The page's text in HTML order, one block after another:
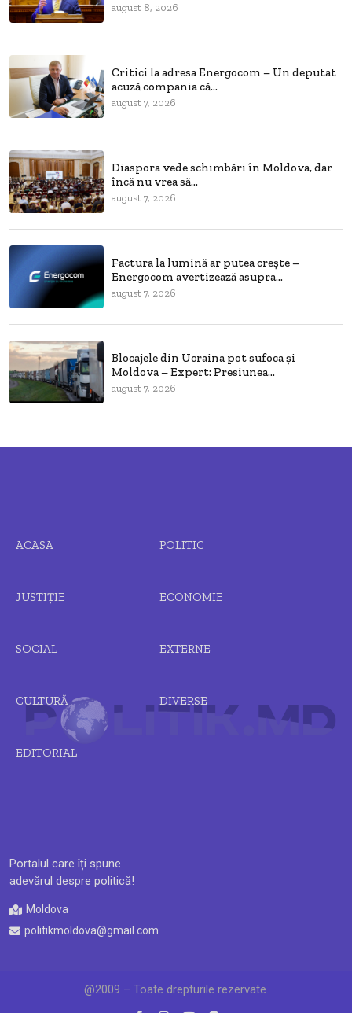
august 8, 2026
Critici la adresa Energocom – Un deputat
acuză compania că...
august 7, 2026
Diaspora vede schimbări în Moldova, dar
încă nu vrea să...
august 7, 2026
Factura la lumină ar putea crește –
Energocom avertizează asupra...
august 7, 2026
Blocajele din Ucraina pot sufoca și
Moldova – Expert: Presiunea...
august 7, 2026
Portalul care îți spune
adevărul despre politică!
Moldova
politikmoldova@gmail.com
ACASA POLITIC
JUSTIȚIE ECONOMIE
SOCIAL EXTERNE
CULTURĂ DIVERSE
EDITORIAL
@2009 – Toate drepturile rezervate.